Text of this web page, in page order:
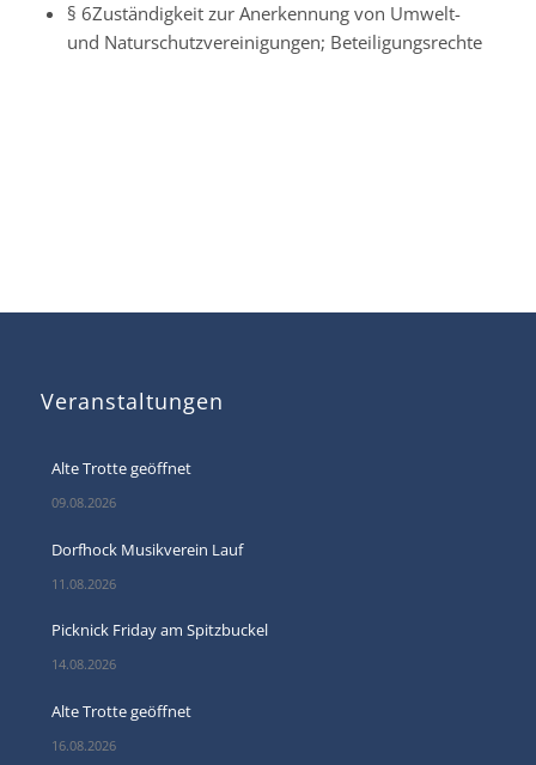
§ 6Zuständigkeit zur Anerkennung von Umwelt-
und Naturschutzvereinigungen; Beteiligungsrechte
Veranstaltungen
Alte Trotte geöffnet
09.08.2026
Dorfhock Musikverein Lauf
11.08.2026
Picknick Friday am Spitzbuckel
14.08.2026
Alte Trotte geöffnet
16.08.2026